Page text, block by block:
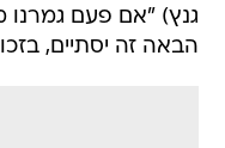
גנץ) "אם פעם
הבאה זה יסתיים,